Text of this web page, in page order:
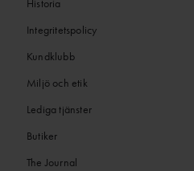
Historia
Integritetspolicy
Kundklubb
Miljö och etik
Lediga tjänster
Butiker
The Journal